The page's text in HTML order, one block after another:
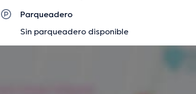
Parqueadero
Sin parqueadero disponible